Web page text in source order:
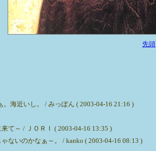
先頭
海近いし。 / みっぽん ( 2003-04-16 21:16 )
て～ / ＪＯＲＩ ( 2003-04-16 13:35 )
いのかなぁ～。 / kanko ( 2003-04-16 08:13 )